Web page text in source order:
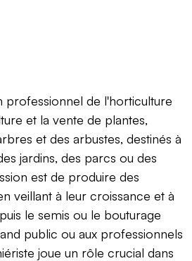
professionnel de l'horticulture
et la vente de plantes,
et des arbustes, destinés à
jardins, des parcs ou des
est de produire des
veillant à leur croissance et à
le semis ou le bouturage
public ou aux professionnels
joue un rôle crucial dans